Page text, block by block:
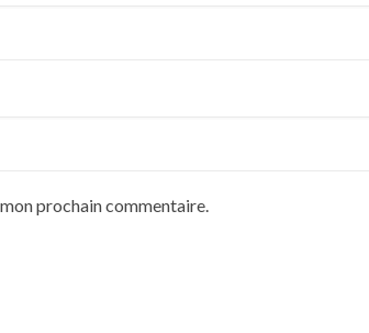
prochain commentaire.